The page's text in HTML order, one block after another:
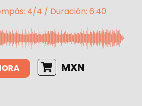
4/4 / Duración: 6:40
MXN